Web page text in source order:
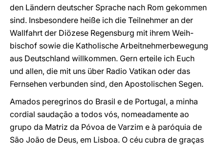
den Ländern deutscher Sprache nach Rom gekommen
sind. Insbesondere heiße ich die Teilnehmer an der
Wallfahrt der Diözese Regensburg mit ihrem Weih-
bischof sowie die Katholische Arbeitnehmerbewegung
aus Deutschland willkommen. Gern erteile ich Euch
und allen, die mit uns über Radio Vatikan oder das
Fernsehen verbunden sind, den Apostolischen Segen.
Amados peregrinos do Brasil e de Portugal, a minha
cordial saudação a todos vós, nomeadamente ao
grupo da Matriz da Póvoa de Varzim e à paróquia de
São João de Deus, em Lisboa. O céu cubra de graças